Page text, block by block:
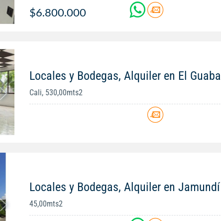
$6.800.000
Locales y Bodegas, Alquiler en El Guabal
Cali, 530,00mts2
Locales y Bodegas, Alquiler en Jamundí
45,00mts2